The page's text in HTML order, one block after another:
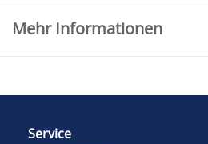
Mehr Informationen
Service